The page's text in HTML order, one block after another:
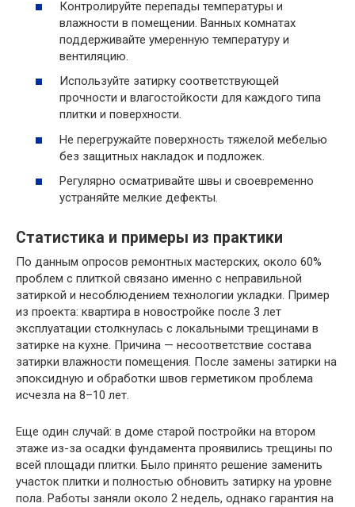
Контролируйте перепады температуры и
влажности в помещении. Ванных комнатах
поддерживайте умеренную температуру и
вентиляцию.
Используйте затирку соответствующей
прочности и влагостойкости для каждого типа
плитки и поверхности.
Не перегружайте поверхность тяжелой мебелью
без защитных накладок и подложек.
Регулярно осматривайте швы и своевременно
устраняйте мелкие дефекты.
Статистика и примеры из практики
По данным опросов ремонтных мастерских, около 60%
проблем с плиткой связано именно с неправильной
затиркой и несоблюдением технологии укладки. Пример
из проекта: квартира в новостройке после 3 лет
эксплуатации столкнулась с локальными трещинами в
затирке на кухне. Причина — несоответствие состава
затирки влажности помещения. После замены затирки на
эпоксидную и обработки швов герметиком проблема
исчезла на 8–10 лет.
Еще один случай: в доме старой постройки на втором
этаже из-за осадки фундамента проявились трещины по
всей площади плитки. Было принято решение заменить
участок плитки и полностью обновить затирку на уровне
пола. Работы заняли около 2 недель, однако гарантия на